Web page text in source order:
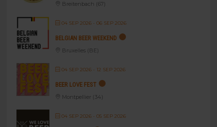
Breitenbach (67)
04 SEP 2026- 06 SEP 2026
BELGIAN BEER WEEKEND
Bruxelles (BE)
04 SEP 2026- 12 SEP 2026
BEER LOVE FEST
Montpellier (34)
04 SEP 2026- 05 SEP 2026